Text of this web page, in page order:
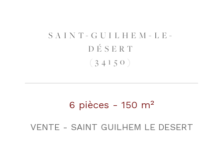
SAINT-GUILHEM-LE-
DÉSERT
(34150)
6 pièces - 150 m²
VENTE - SAINT GUILHEM LE DESERT